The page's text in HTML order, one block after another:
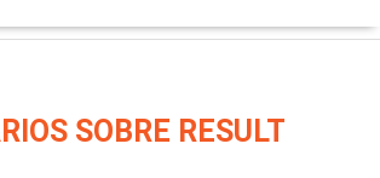
SOBRE RESULT